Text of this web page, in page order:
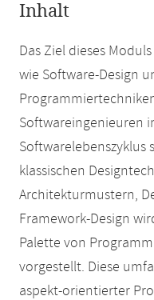
Inhalt
Das Ziel dieses
wie Software-Design
Softwareingenieuren
Softwarelebenszyklus
klassischen
Architekturmustern,
Framework-Design
Palette von
vorgestellt. Diese
aspekt-orientierter